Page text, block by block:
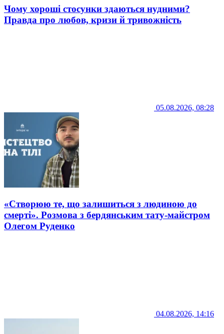
Чому хороші стосунки здаються нудними?
Правда про любов, кризи й тривожність
05.08.2026, 08:28
«Створюю те, що залишиться з людиною до
смерті». Розмова з бердянським тату-майстром
Олегом Руденко
04.08.2026, 14:16